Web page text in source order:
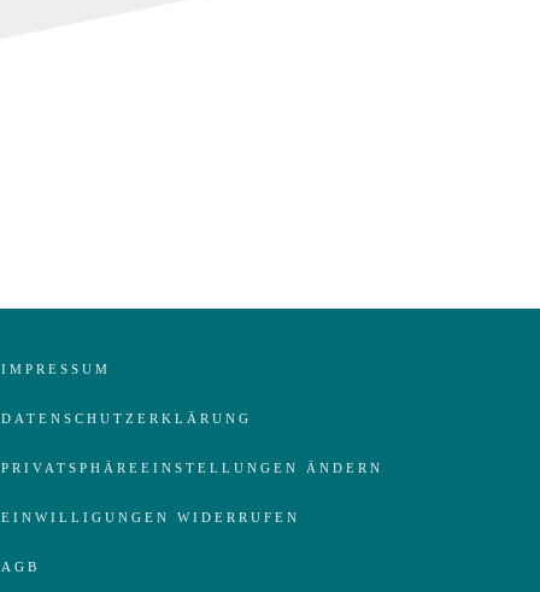
IMPRESSUM
DATENSCHUTZERKLÄRUNG
PRIVATSPHÄREEINSTELLUNGEN ÄNDERN
EINWILLIGUNGEN WIDERRUFEN
AGB